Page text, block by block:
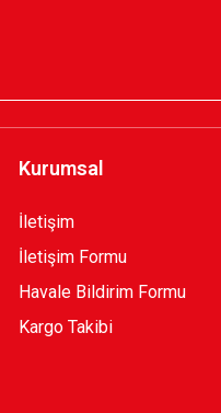
Kurumsal
İletişim
İletişim Formu
Havale Bildirim Formu
Kargo Takibi